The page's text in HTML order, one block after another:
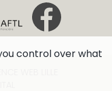
control over what